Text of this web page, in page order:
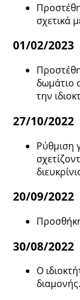
σχετικά
01/02/2023
δωμάτιο
την
27/10/2022
Ρύθμιση
20/09/2022
30/08/2022
Ο
διαμονής.